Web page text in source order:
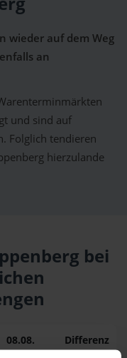
wieder auf dem Weg
an
und sind auf
Folglich tendieren
hierzulande
bei
08.08.
07.08.
Differenz
Trend